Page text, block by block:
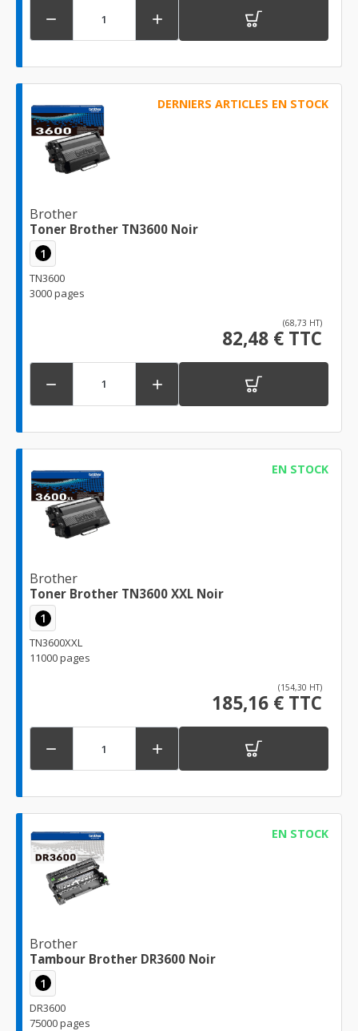
 
DERNIERS ARTICLES EN STOCK
Brother
Toner Brother TN3600 Noir
1
TN3600
3000 pages
(68,73 HT)
82,48 € TTC
 
EN STOCK
Brother
Toner Brother TN3600 XXL Noir
1
TN3600XXL
11000 pages
(154,30 HT)
185,16 € TTC
 
EN STOCK
Brother
Tambour Brother DR3600 Noir
1
DR3600
75000 pages